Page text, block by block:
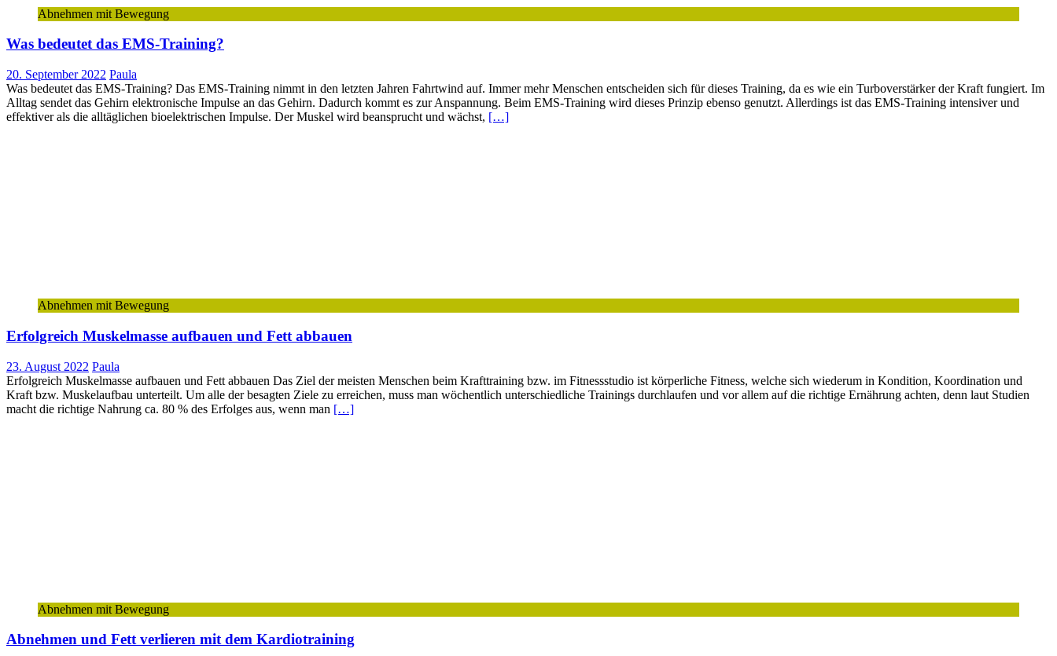
Abnehmen mit Bewegung
Was bedeutet das EMS-Training?
20. September 2022 Paula
Was bedeutet das EMS-Training? Das EMS-Training nimmt in den letzten Jahren Fahrtwind auf. Immer mehr Menschen entscheiden sich für dieses Training, da es wie ein Turboverstärker der Kraft fungiert. Im
Alltag sendet das Gehirn elektronische Impulse an das Gehirn. Dadurch kommt es zur Anspannung. Beim EMS-Training wird dieses Prinzip ebenso genutzt. Allerdings ist das EMS-Training intensiver und
effektiver als die alltäglichen bioelektrischen Impulse. Der Muskel wird beansprucht und wächst, […]
Abnehmen mit Bewegung
Erfolgreich Muskelmasse aufbauen und Fett abbauen
23. August 2022 Paula
Erfolgreich Muskelmasse aufbauen und Fett abbauen Das Ziel der meisten Menschen beim Krafttraining bzw. im Fitnessstudio ist körperliche Fitness, welche sich wiederum in Kondition, Koordination und
Kraft bzw. Muskelaufbau unterteilt. Um alle der besagten Ziele zu erreichen, muss man wöchentlich unterschiedliche Trainings durchlaufen und vor allem auf die richtige Ernährung achten, denn laut Studien
macht die richtige Nahrung ca. 80 % des Erfolges aus, wenn man […]
Abnehmen mit Bewegung
Abnehmen und Fett verlieren mit dem Kardiotraining